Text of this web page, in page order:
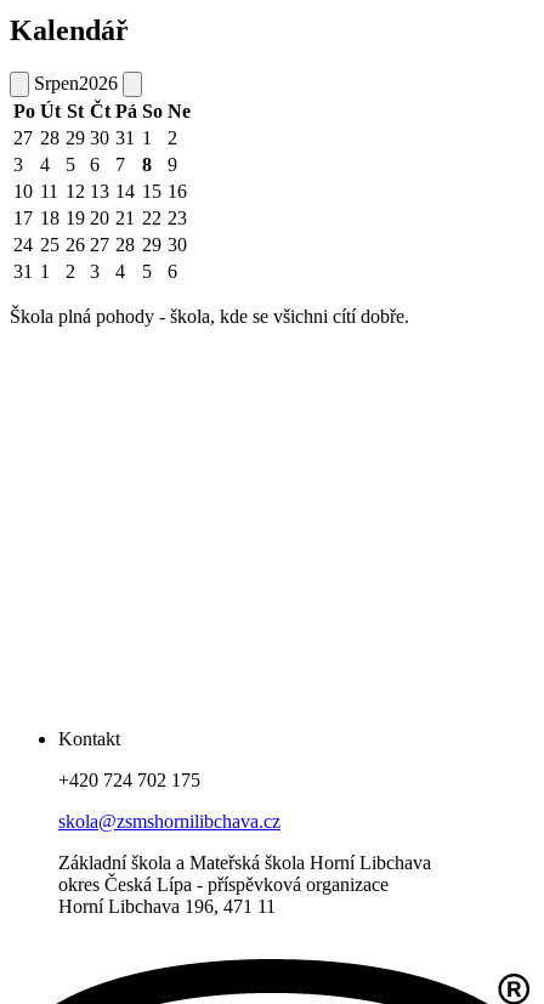
Kalendář
Srpen2026
Po Út St Čt Pá So Ne
27 28 29 30 31 1
2
3
4 5 6 7 8
9
10 11 12 13 14 15 16
17 18 19 20 21 22 23
24 25 26 27 28 29 30
31 1 2 3 4 5 6
Škola plná pohody - škola, kde se všichni cítí dobře.
Kontakt
+420 724 702 175
skola@zsmshornilibchava.cz
Základní škola a Mateřská škola Horní Libchava
okres Česká Lípa - příspěvková organizace
Horní Libchava 196, 471 11